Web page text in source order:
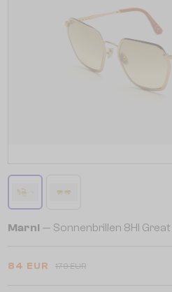
Marni — Sonnenbrillen 8HI
84 EUR 179 EUR